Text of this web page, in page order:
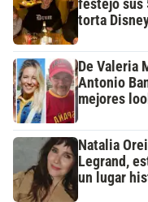
festejó sus
torta
De Valeria
Antonio
mejores
Natalia
Legrand,
un lugar